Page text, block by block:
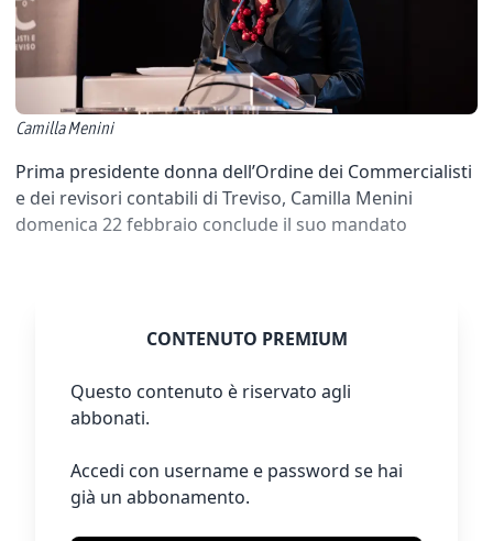
Camilla Menini
Prima presidente donna dell’Ordine dei Commercialisti
e dei revisori contabili di Treviso, Camilla Menini
domenica 22 febbraio conclude il suo mandato
CONTENUTO PREMIUM
Questo contenuto è riservato agli
abbonati.
Accedi con username e password se hai
già un abbonamento.